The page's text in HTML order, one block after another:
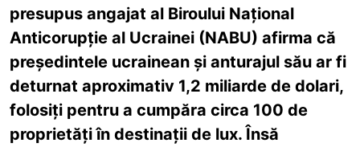
presupus angajat al Biroului Național
Anticorupție al Ucrainei (NABU) afirma că
președintele ucrainean și anturajul său ar fi
deturnat aproximativ 1,2 miliarde de dolari,
folosiți pentru a cumpăra circa 100 de
proprietăți în destinații de lux. Însă